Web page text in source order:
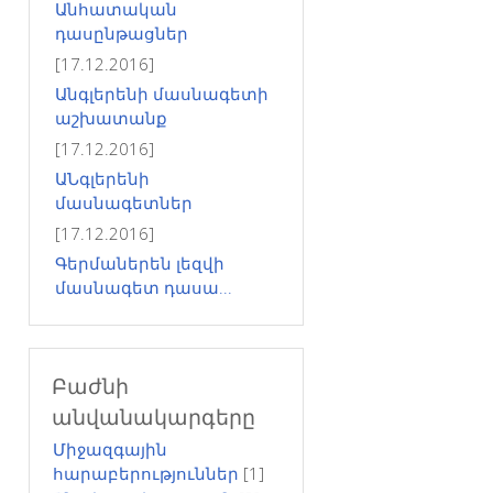
Անհատական
դասընթացներ
[17.12.2016]
Անգլերենի մասնագետի
աշխատանք
[17.12.2016]
ԱՆգլերենի
մասնագետներ
[17.12.2016]
Գերմաներեն լեզվի
մասնագետ դասա...
Բաժնի
անվանակարգերը
Միջազգային
հարաբերություններ [1]